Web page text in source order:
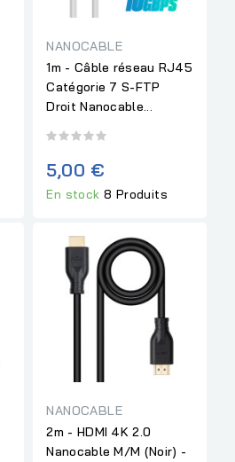
NANOCABLE
1m - Câble réseau RJ45
Catégorie 7 S-FTP
Droit Nanocable...
5,00 €
En stock8 Produits
NANOCABLE
2m - HDMI 4K 2.0
Nanocable M/M (Noir) -